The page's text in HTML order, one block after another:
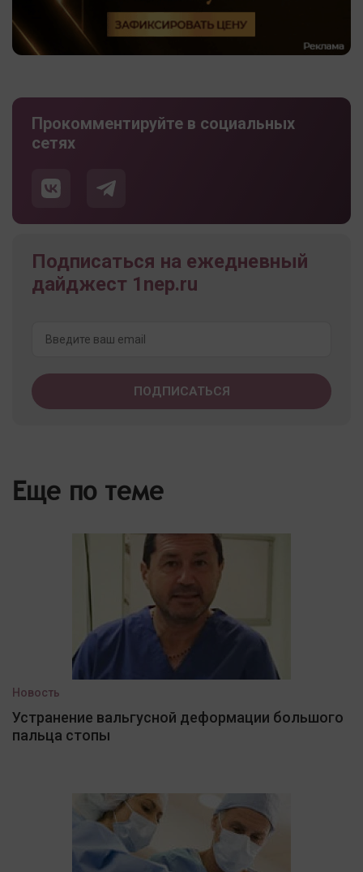
Прокомментируйте в социальных
сетях
Подписаться на ежедневный
дайджест 1nep.ru
Еще по теме
Новость
Устранение вальгусной деформации большого
пальца стопы